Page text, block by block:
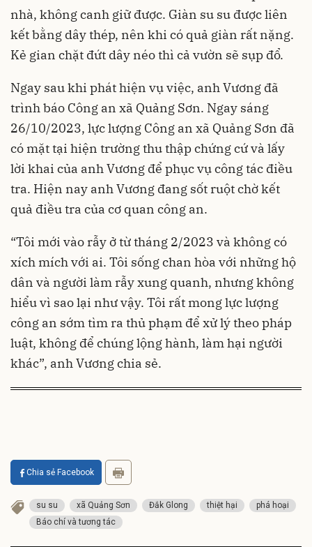
nhà, không canh giữ được. Giàn su su được liên
kết bằng dây thép, nên khi có quả giàn rất nặng.
Kẻ gian chặt đứt dây néo thì cả vườn sẽ sụp đổ.
Ngay sau khi phát hiện vụ việc, anh Vương đã
trình báo Công an xã Quảng Sơn. Ngay sáng
26/10/2023, lực lượng Công an xã Quảng Sơn đã
có mặt tại hiện trường thu thập chứng cứ và lấy
lời khai của anh Vương để phục vụ công tác điều
tra. Hiện nay anh Vương đang sốt ruột chờ kết
quả điều tra của cơ quan công an.
“Tôi mới vào rẫy ở từ tháng 2/2023 và không có
xích mích với ai. Tôi sống chan hòa với những hộ
dân và người làm rẫy xung quanh, nhưng không
hiểu vì sao lại như vậy. Tôi rất mong lực lượng
công an sớm tìm ra thủ phạm để xử lý theo pháp
luật, không để chúng lộng hành, làm hại người
khác”, anh Vương chia sẻ.
Chia sẻ Facebook
su su xã Quảng Sơn Đắk Glong thiệt hại
phá hoại
Báo chí và tương tác